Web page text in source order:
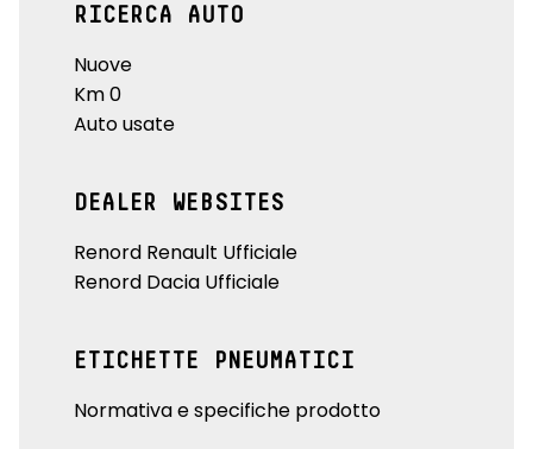
RICERCA AUTO
Nuove
Km 0
Auto usate
DEALER WEBSITES
Renord Renault Ufficiale
Renord Dacia Ufficiale
ETICHETTE PNEUMATICI
Normativa e specifiche prodotto